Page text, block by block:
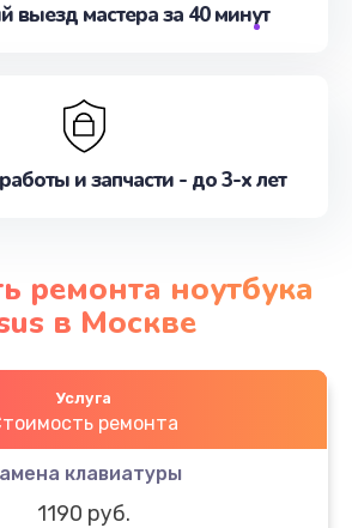
выезд мастера за 40 минут
и запчасти - до 3-х лет
ремонта ноутбука
в Москве
Услуга
ремонта
клавиатуры
1190 руб.